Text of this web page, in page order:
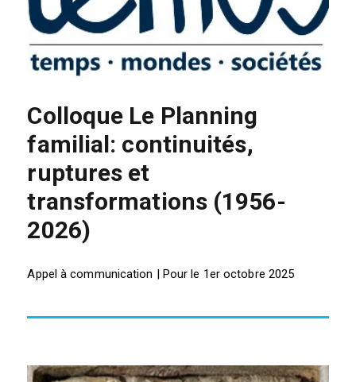
Colloque Le Planning
familial: continuités,
ruptures et
transformations (1956-
2026)
Appel à communication | Pour le 1er octobre 2025